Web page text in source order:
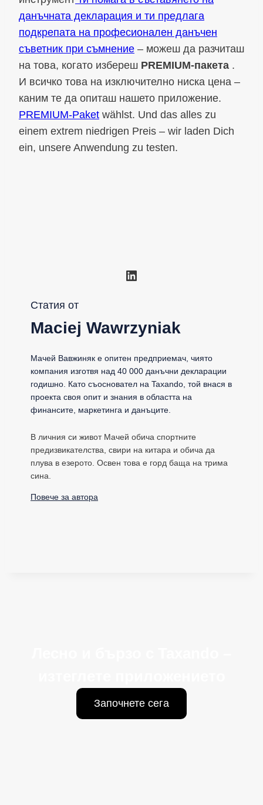
данъчната декларация и ти предлага
подкрепата на професионален данъчен
съветник при съмнение – можеш да разчиташ
на това, когато избереш PREMIUM-пакета .
И всичко това на изключително ниска цена –
каним те да опиташ нашето приложение.
PREMIUM-Paket wählst. Und das alles zu
einem extrem niedrigen Preis – wir laden Dich
ein, unsere Anwendung zu testen.
LinkedIn
Статия от
Maciej Wawrzyniak
Мачей Вавжиняк е опитен предприемач, чиято
компания изготвя над 40 000 данъчни декларации
годишно. Като съосновател на Taxando, той внася в
проекта своя опит и знания в областта на
финансите, маркетинга и данъците.
В личния си живот Мачей обича спортните
предизвикателства, свири на китара и обича да
плува в езерото. Освен това е горд баща на трима
сина.
Повече за автора
Започнете сега